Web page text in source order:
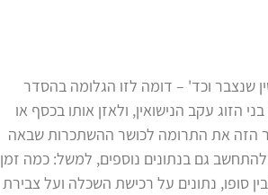
שנצבר וכד' – דומה לזו הגלומה בהסדר
הזוג עקב הנישואין, ולאזן אותו בכסף או
הזה את התרומה לכושר ההשתכרות שבאה
להתחשב גם בנתונים נוספים, למשל: כמה זמן
סופו, נתונים על רכישת השכלה ועל צבירת